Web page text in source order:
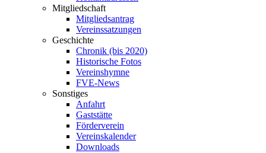
Mitgliedschaft
Mitgliedsantrag
Vereinssatzungen
Geschichte
Chronik (bis 2020)
Historische Fotos
Vereinshymne
FVE-News
Sonstiges
Anfahrt
Gaststätte
Förderverein
Vereinskalender
Downloads